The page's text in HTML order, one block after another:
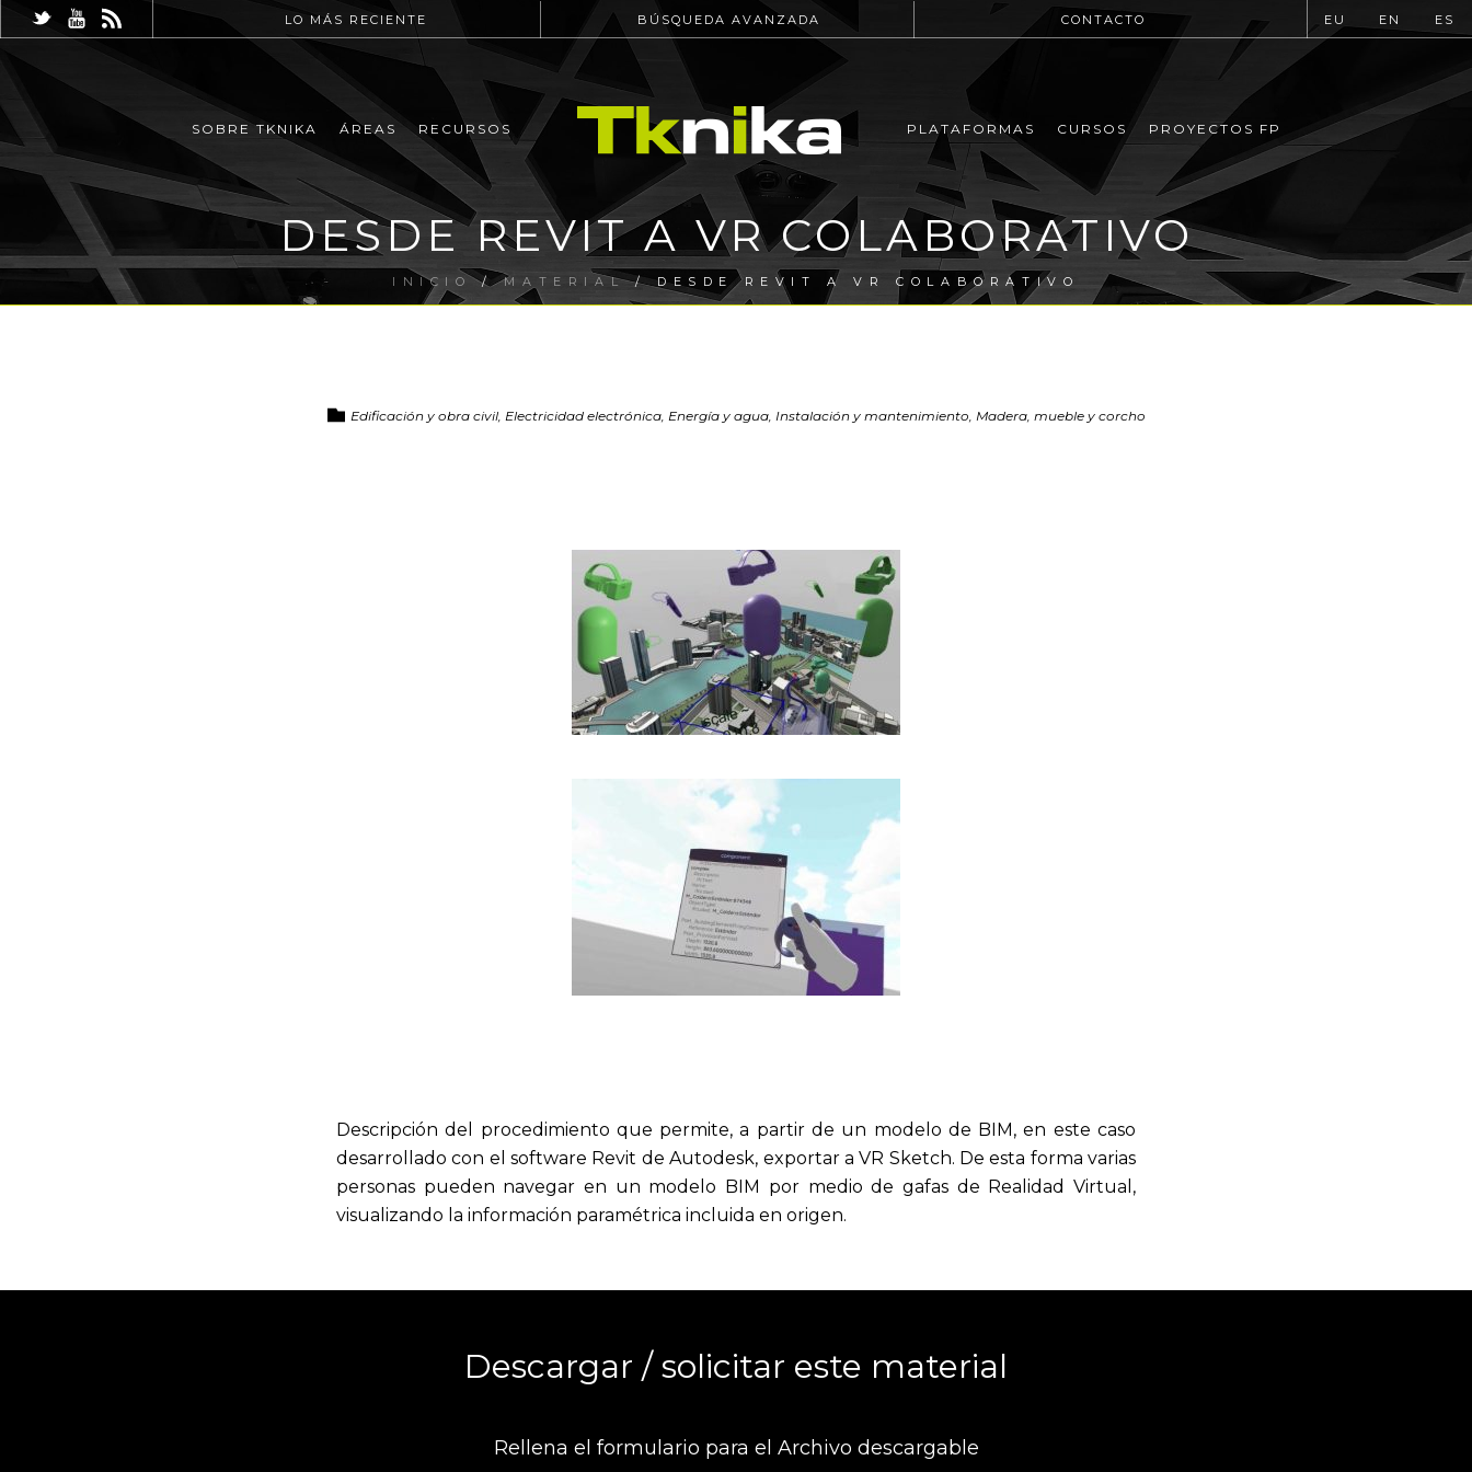
LO MÁS RECIENTE BÚSQUEDA AVANZADA CONTACTO EU EN ES
SOBRE TKNIKA ÁREAS RECURSOS PLATAFORMAS CURSOS PROYECTOS FP
DESDE REVIT A VR COLABORATIVO
INICIO/MATERIAL/ DESDE REVIT A VR COLABORATIVO
Edificación y obra civil, Electricidad electrónica, Energía y agua, Instalación y mantenimiento, Madera, mueble y corcho
Descripción del procedimiento que permite, a partir de un modelo de BIM, en este caso
desarrollado con el software Revit de Autodesk, exportar a VR Sketch. De esta forma varias
personas pueden navegar en un modelo BIM por medio de gafas de Realidad Virtual,
visualizando la información paramétrica incluida en origen.
Descargar / solicitar este material
Rellena el formulario para el Archivo descargable